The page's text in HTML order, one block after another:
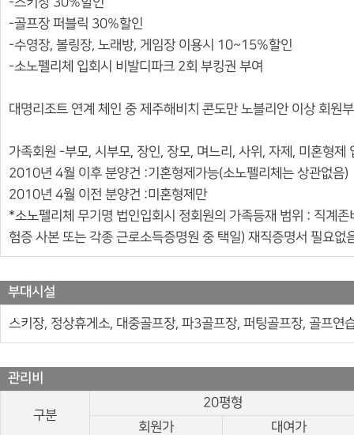
-골프장 퍼블릭 30%할인
-수영장, 볼링장, 노래방, 게임장 이용시 10~15%할인
-소노펠리체 입회시 비발디파크 2회 부킹권 부여
대명리조트 연계 체인 중 제주해비치 콘도만 노블리안 이상 회원
가족회원 -부모, 시부모, 장인, 장모, 며느리, 사위, 자제, 미혼형제
2010년 4월 이후 분양건 :기혼형제가능(소노펠리체는 상관없음)
2010년 4월 이전 분양건 :미혼형제만
*소노펠리체 무기명 법인입회시 정회원의 가족등재 범위 : 직계
험증 사본 또는 각종 근로소득증명원 중 택일) 재직증명서 필요없
부대시설
스키장, 정상휴게소, 대중골프장, 파3골프장, 퍼팅골프장, 골프연
관리비
구분
20평형
회원가
대여가